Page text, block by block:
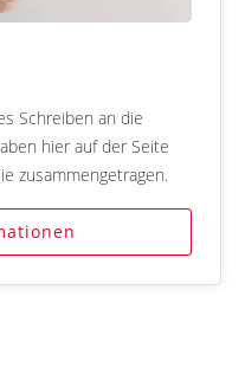
Schreiben an die
hier auf der Seite
zusammengetragen.